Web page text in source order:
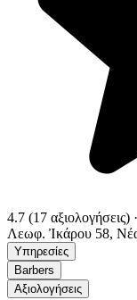
4.7 (17 αξιολογήσεις) ·
Λεωφ. Ἰκάρου 58,
Υπηρεσίες
Barbers
Αξιολογήσεις